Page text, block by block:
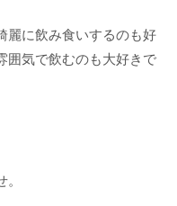
麗に飲み食いするのも好
囲気で飲むのも大好きで